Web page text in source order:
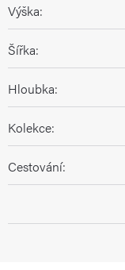
Výška:
Šířka:
Hloubka:
Kolekce:
Cestování: